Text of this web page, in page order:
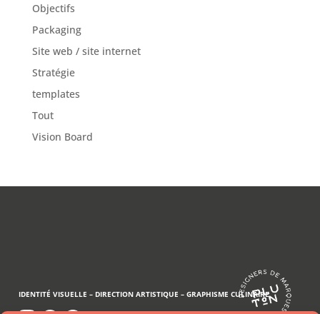
Objectifs
Packaging
Site web / site internet
Stratégie
templates
Tout
Vision Board
IDENTITÉ VISUELLE – DIRECTION ARTISTIQUE –GRAPHISME CULINAIRE